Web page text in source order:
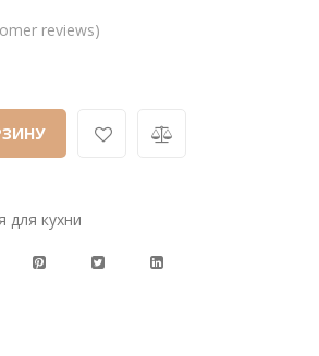
reviews)
для кухни